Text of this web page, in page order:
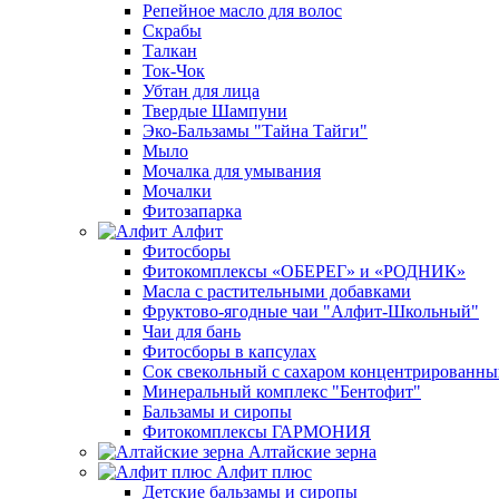
Репейное масло для волос
Скрабы
Талкан
Ток-Чок
Убтан для лица
Твердые Шампуни
Эко-Бальзамы "Тайна Тайги"
Мыло
Мочалка для умывания
Мочалки
Фитозапарка
Алфит
Фитосборы
Фитокомплексы «ОБЕРЕГ» и «РОДНИК»
Масла с растительными добавками
Фруктово-ягодные чаи "Алфит-Школьный"
Чаи для бань
Фитосборы в капсулах
Сок свекольный с сахаром
Минеральный комплекс "Бентофит"
Бальзамы и сиропы
Фитокомплексы ГАРМОНИЯ
Алтайские зерна
Алфит плюс
Детские бальзамы и сиропы